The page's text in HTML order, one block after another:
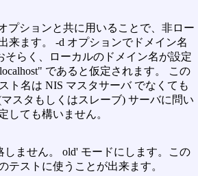
プションと共に用いることで、非ロー
来ます。 -d オプションでドメイン名
そらく、ローカルのドメイン名が設定
であると仮定されます。 この
ト名は NIS マスタサーバ でなくても
スタもしくはスレーブ) サーバに問い
しても構いません。
ません。 old' モードにします。この
テストに使うことが出来ます。